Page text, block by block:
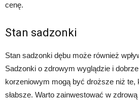
cenę.
Stan sadzonki
Stan sadzonki dębu może również
Sadzonki o zdrowym wyglądzie i
korzeniowym mogą być droższe niż te,
słabsze. Warto zainwestować w